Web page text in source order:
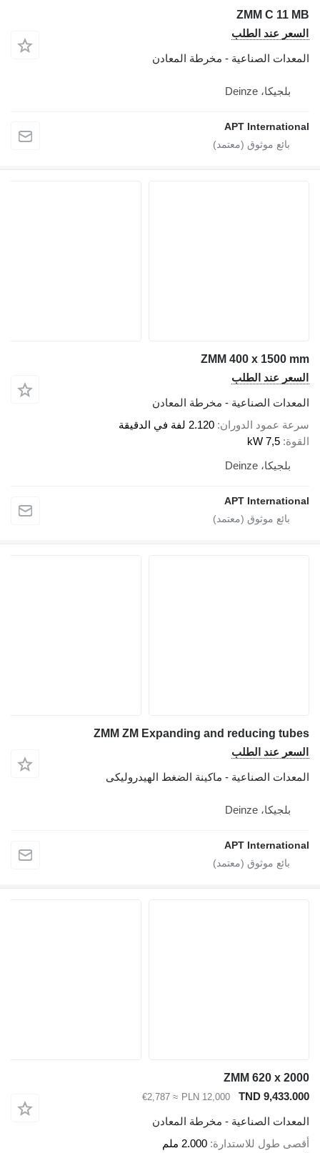
ZMM C 11 MB
السعر عند الطلب
المعدات الصناعية - مخرطة المعادن
بلجيكا، Deinze
APT International
ZMM 400 x 1500 mm
السعر عند الطلب
المعدات الصناعية - مخرطة المعادن
سرعة عمود الدوران 2.120 لفة في الدقيقة
القوة 7,5 kW
بلجيكا، Deinze
APT International
ZMM ZM Expanding and reducing tubes
السعر عند الطلب
المعدات الصناعية - ماكينة الضغط الهيدروليكى
بلجيكا، Deinze
APT International
ZMM 620 x 2000
TND 9,433.000
PLN 12,000
≈ €2,787
المعدات الصناعية - مخرطة المعادن
أقصى طول للاستدارة 2.000 ملم